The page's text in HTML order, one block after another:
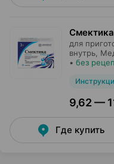
для
внутрь,
• без
9,62 —
Где купить